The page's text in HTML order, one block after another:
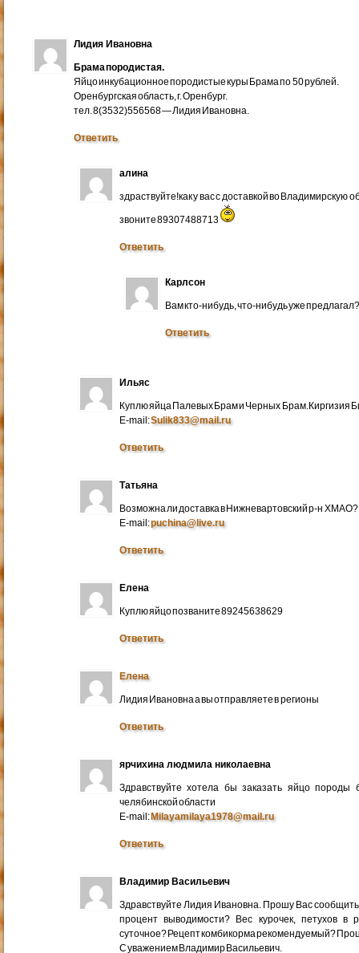
Лидия Ивановна
Брама породистая.
Яйцо инкубационное породистые куры Брама по 50 рублей.
Оренбургская область, г. Оренбург.
тел. 8(3532)556568 — Лидия Ивановна.
Ответить
алина
здраствуйте!как у вас с доставкой во Владимирскую
звоните 89307488713
Ответить
Карлсон
Вам кто-нибудь, что-нибудь уже
Ответить
Ильяс
Куплю яйца Палевых Брам и Черных Брам.Киргизия
E-mail:Sulik833@mail.ru
Ответить
Татьяна
Возможна ли доставка в Нижневартовский р-н ХМАО?
E-mail:puchina@live.ru
Ответить
Елена
Куплю яйцо позваните 89245638629
Ответить
Елена
Лидия Ивановна а вы отправляете в регионы
Ответить
ярчихина людмила николаевна
Здравствуйте хотела бы заказать яйцо
челябинской области
E-mail:Milayamilaya1978@mail.ru
Ответить
Владимир Васильевич
Здравствуйте Лидия Ивановна. Прошу Вас
процент выводимости? Вес курочек, петухов в
суточное? Рецепт комбикорма рекомендуемый?
С уважением Владимир Васильевич.